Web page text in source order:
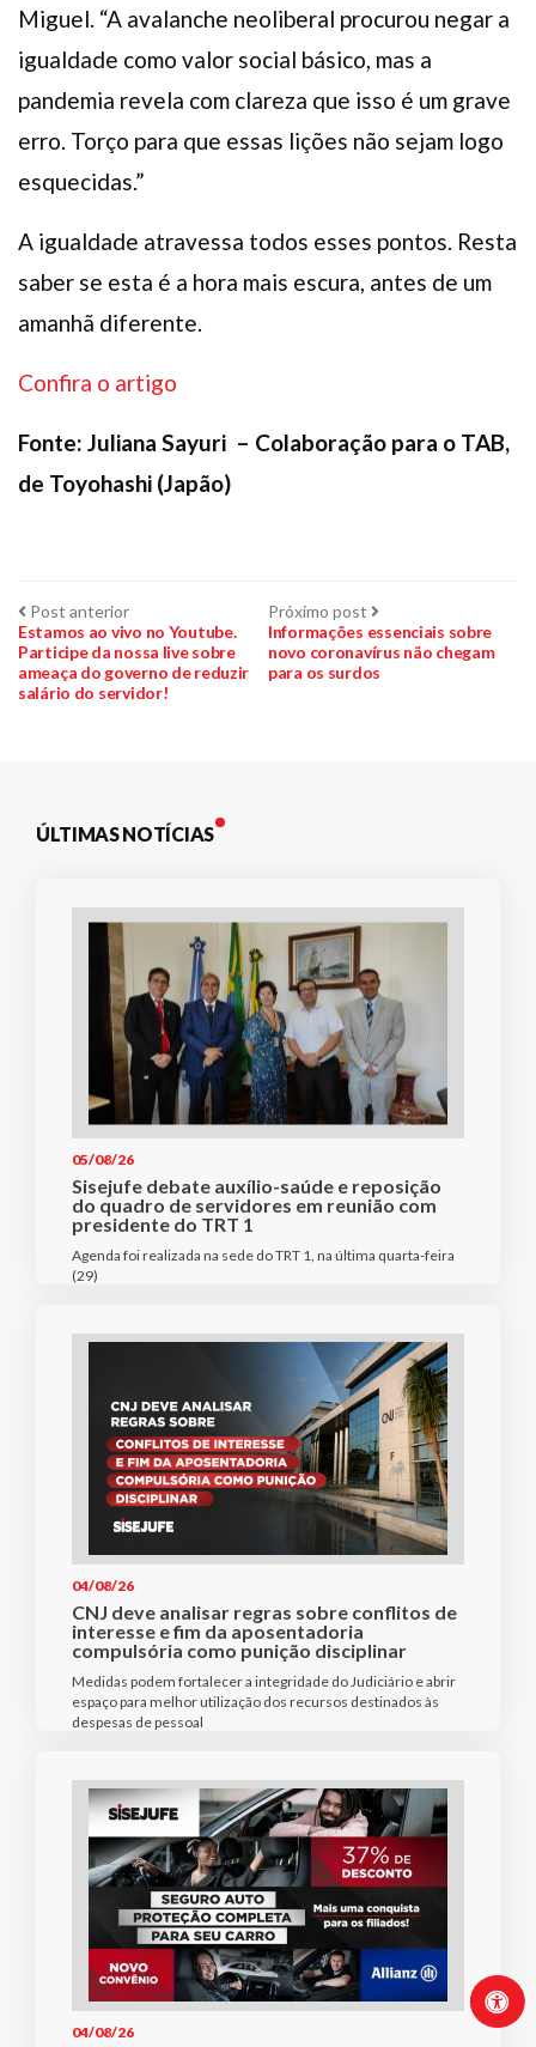
Miguel. “A avalanche neoliberal procurou negar a
igualdade como valor social básico, mas a
pandemia revela com clareza que isso é um grave
erro. Torço para que essas lições não sejam logo
esquecidas.”
A igualdade atravessa todos esses pontos. Resta
saber se esta é a hora mais escura, antes de um
amanhã diferente.
Confira o artigo
Fonte: Juliana Sayuri – Colaboração para o TAB,
de Toyohashi (Japão)
Navegação
de
Post
Post anteriorPost
anterior:
Estamos ao vivo no Youtube.
Participe da nossa live sobre
ameaça do governo de reduzir
salário do servidor!
Próximo post Próximo
post:
Informações essenciais sobre
novo coronavírus não chegam
para os surdos
ÚLTIMAS NOTÍCIAS
05/08/26
Sisejufe debate auxílio-saúde e reposição
do quadro de servidores em reunião com
presidente do TRT 1
Agenda foi realizada na sede do TRT 1, na última quarta-feira
(29)
04/08/26
CNJ deve analisar regras sobre conflitos de
interesse e fim da aposentadoria
compulsória como punição disciplinar
Medidas podem fortalecer a integridade do Judiciário e abrir
espaço para melhor utilização dos recursos destinados às
despesas de pessoal
04/08/26